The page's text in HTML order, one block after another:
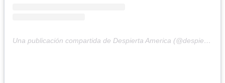
Una publicación compartida de Despierta America (@despiertamerica)